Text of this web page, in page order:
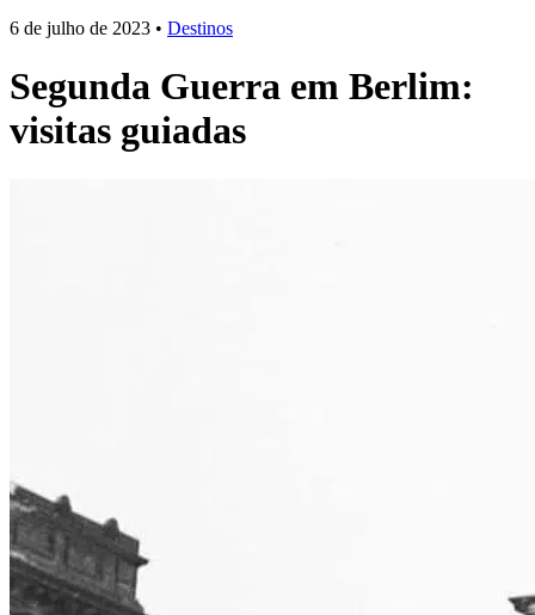
6 de julho de 2023 • Destinos
Segunda Guerra em Berlim:
visitas guiadas